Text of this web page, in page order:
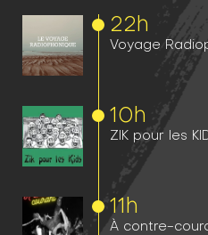
22h
Voyage
10h
ZIK pour les
11h
À contre-